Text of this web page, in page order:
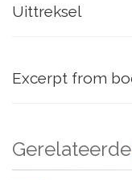
Uittreksel
Excerpt from
Gerelateerde